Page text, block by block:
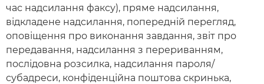
час надсилання факсу), пряме надсилання,
відкладене надсилання, попередній перегляд,
оповіщення про виконання завдання, звіт про
передавання, надсилання з перериванням,
послідовна розсилка, надсилання пароля/
субадреси, конфіденційна поштова скринька,